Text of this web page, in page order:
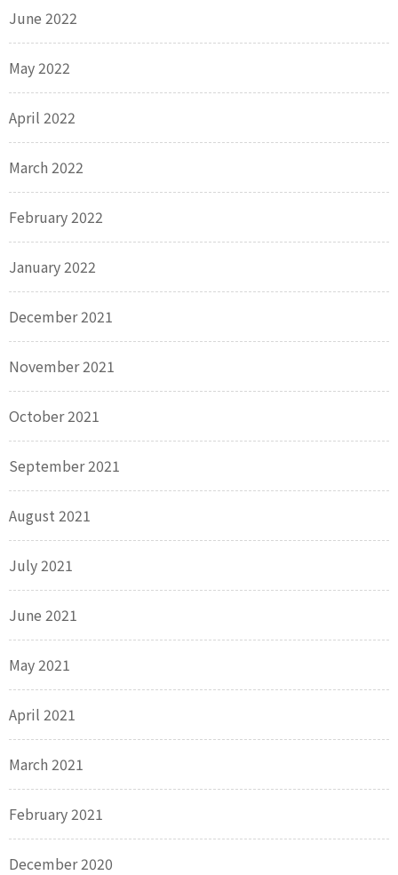
June 2022
May 2022
April 2022
March 2022
February 2022
January 2022
December 2021
November 2021
October 2021
September 2021
August 2021
July 2021
June 2021
May 2021
April 2021
March 2021
February 2021
December 2020